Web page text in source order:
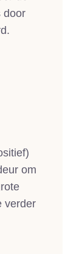
door
om
verder